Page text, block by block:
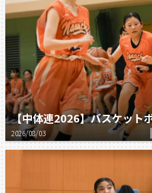
2026/08/03